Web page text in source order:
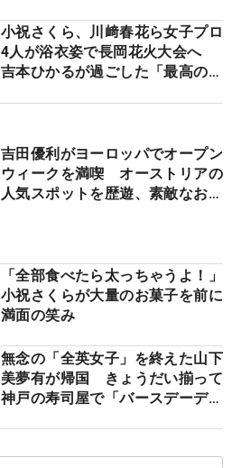
小祝さくら、川﨑春花ら女子プロ
4人が浴衣姿で長岡花火大会へ
吉本ひかるが過ごした「最高の夏
吉田優利がヨーロッパでオープン
ウィークを満喫 オーストリアの
人気スポットを歴遊、素敵なお土
「全部食べたら太っちゃうよ！」
小祝さくらが大量のお菓子を前に
満面の笑み
無念の「全英女子」を終えた山下
美夢有が帰国 きょうだい揃って
神戸の寿司屋で「バースデーディ